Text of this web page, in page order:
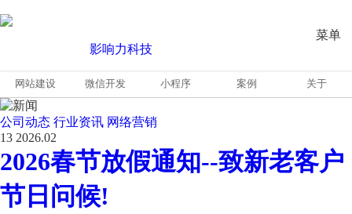
菜单
网站建设 微信开发 小程序 案例 关于
公司动态 行业资讯 网络营销
13 2026.02
2026春节放假通知--致新老客户
节日问候!